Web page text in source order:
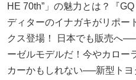
HE 70th”」の魅力とは？『
ディターのイナガキがリポー
クス登場！ 日本でも販売へ
ーゼルモデルだ！今やカロー
カーかもしれない──新型トヨ